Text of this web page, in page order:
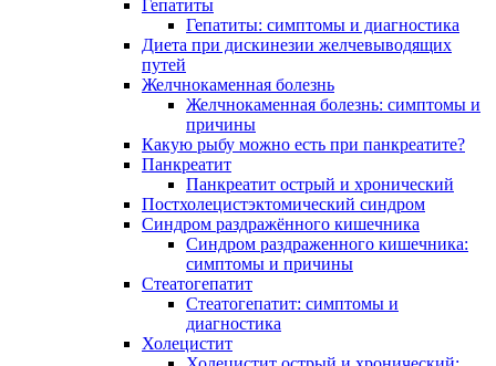
Гепатиты
Гепатиты: симптомы и диагностика
Диета при дискинезии желчевыводящих
путей
Желчнокаменная болезнь
Желчнокаменная болезнь: симптомы и
причины
Какую рыбу можно есть при панкреатите?
Панкреатит
Панкреатит острый и хронический
Постхолецистэктомический синдром
Синдром раздражённого кишечника
Синдром раздраженного кишечника:
симптомы и причины
Стеатогепатит
Стеатогепатит: симптомы и
диагностика
Холецистит